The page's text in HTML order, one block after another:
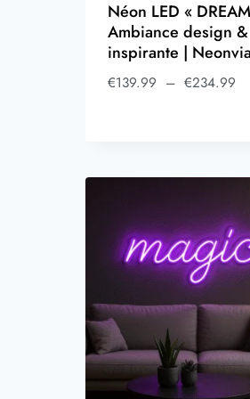
Néon LED «
Ambiance design &
inspirante | Neonvia
€139.99 – €234.99